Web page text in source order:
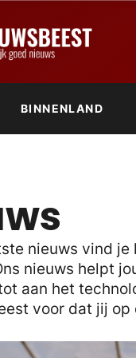
BINNENLAND
nieuws vind
nieuws helpt
aan het
voor dat jij